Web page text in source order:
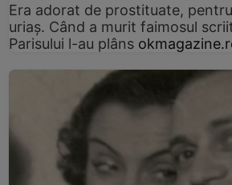
Era adorat de prostituate,
uriaș. Când a murit faimosul
Parisului l-au plâns